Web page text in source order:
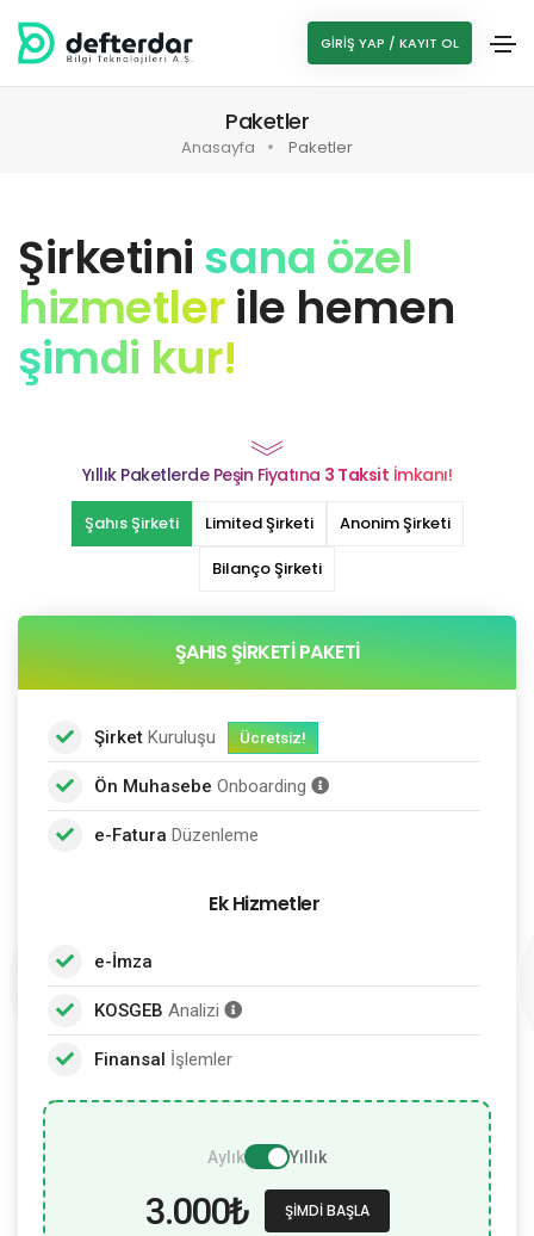
GIRIŞ YAP / KAYIT OL
Paketler
Anasayfa Paketler
Şirketini sana özel
hizmetlerile hemen
şimdi kur!
Yıllık Paketlerde Peşin Fiyatına 3 Taksit İmkanı!
Şahıs Şirketi Limited Şirketi
Anonim Şirketi
Bilanço Şirketi
ŞAHIS ŞIRKETI PAKETI
Şirket Kuruluşu Ücretsiz!
Ön Muhasebe Onboarding
e-Fatura Düzenleme
Ek Hizmetler
e-İmza
KOSGEB Analizi
Finansal İşlemler
Aylık Yıllık
3.000₺ ŞIMDI BAŞLA